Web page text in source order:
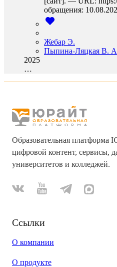
обращения:
Жебар Э.
Пыпина-Ляцкая В.
2025
…
Образовательная платформа
цифровой контент, сервисы,
университетов и колледжей.
Ссылки
О компании
О продукте